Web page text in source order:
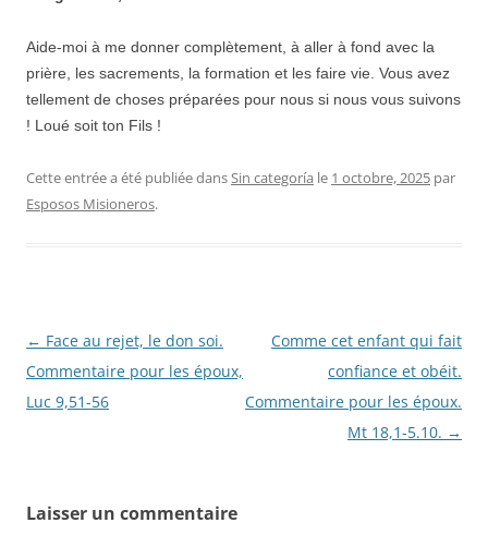
Aide-moi à me donner complètement, à aller à fond avec la
prière, les sacrements, la formation et les faire vie. Vous avez
tellement de choses préparées pour nous si nous vous suivons
! Loué soit ton Fils !
Cette entrée a été publiée dansSin categoría le 1 octobre, 2025 par
Esposos Misioneros.
Navigation
des
articles
← Face au rejet, le don soi.
Commentaire pour les époux,
Luc 9,51-56
Comme cet enfant qui fait
confiance et obéit.
Commentaire pour les époux.
Mt 18,1-5.10. →
Laisser un commentaire